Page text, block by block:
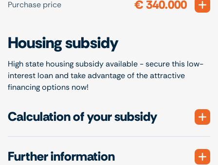
Purchase price € 340.000
Housing subsidy
High state housing subsidy available - secure this low-
interest loan and take advantage of the attractive
financing options now!
Calculation of your subsidy
Further information